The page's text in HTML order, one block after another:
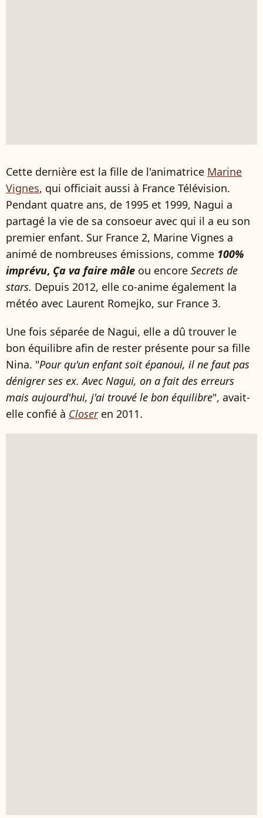
Cette dernière est la fille de l'animatrice Marine
Vignes, qui officiait aussi à France Télévision.
Pendant quatre ans, de 1995 et 1999, Nagui a
partagé la vie de sa consoeur avec qui il a eu son
premier enfant. Sur France 2, Marine Vignes a
animé de nombreuses émissions, comme 100%
imprévu, Ça va faire mâle ou encore Secrets de
stars. Depuis 2012, elle co-anime également la
météo avec Laurent Romejko, sur France 3.
Une fois séparée de Nagui, elle a dû trouver le
bon équilibre afin de rester présente pour sa fille
Nina. "Pour qu'un enfant soit épanoui, il ne faut pas
dénigrer ses ex. Avec Nagui, on a fait des erreurs
mais aujourd'hui, j'ai trouvé le bon équilibre", avait-
elle confié à Closer en 2011.